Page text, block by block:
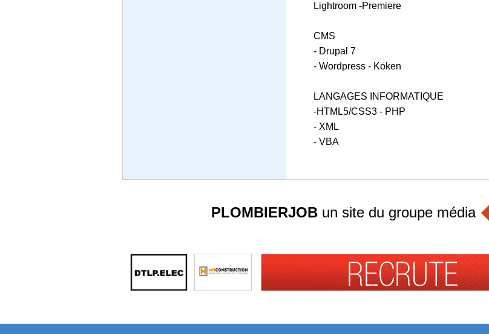
Lightroom -Premiere
CMS
- Drupal 7
- Wordpress - Koken
LANGAGES INFORMATIQUE
-HTML5/CSS3 - PHP
- XML
- VBA
PLOMBIERJOBun site du groupe média